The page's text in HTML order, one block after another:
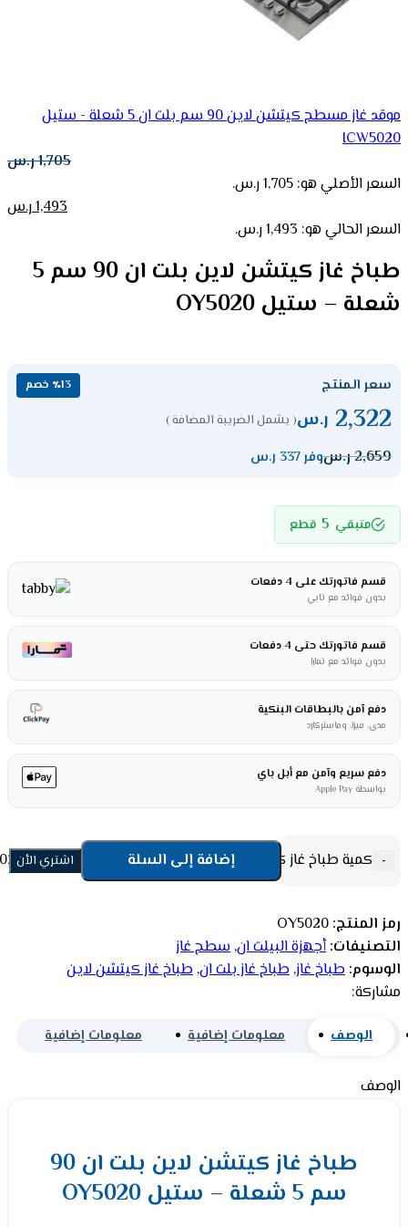
موقد غاز مسطح كيتشن لاين 90 سم بلت ان 5 شعلة - ستيل
ICW5020
1,705ر.س
السعر الأصلي هو: 1,705 ر.س.
1,493ر.س
السعر الحالي هو: 1,493 ر.س.
طباخ غاز كيتشن لاين بلت ان 90 سم 5
شعلة – ستيل OY5020
سعر المنتج ٪13 خصم
2,322 ر.س( يشمل الضريبة المضافة )
2,659ر.سوفر 337 ر.س
متبقي 5 قطع
قسم فاتورتك على 4 دفعات
بدون فوائد مع تابي
قسم فاتورتك حتى 4 دفعات
بدون فوائد مع تمارا
دفع آمن بالبطاقات البنكية
مدى، فيزا، وماستركارد
دفع سريع وآمن مع أبل باي
بواسطة Apple Pay
- كمية طباخ غاز كيتشن لاين بلت ان 90 سم 5 شعلة - ستيل OY5020
إضافة إلى السلة اشتري الأن
رمز المنتج: OY5020
التصنيفات: أجهزة البيلت ان, سطح غاز
الوسوم: طباخ غاز, طباخ غاز بلت ان, طباخ غاز كيتشن لاين
مشاركة:
الوصف معلومات إضافية معلومات إضافية
الوصف
طباخ غاز كيتشن لاين بلت ان 90
سم 5 شعلة – ستيل OY5020